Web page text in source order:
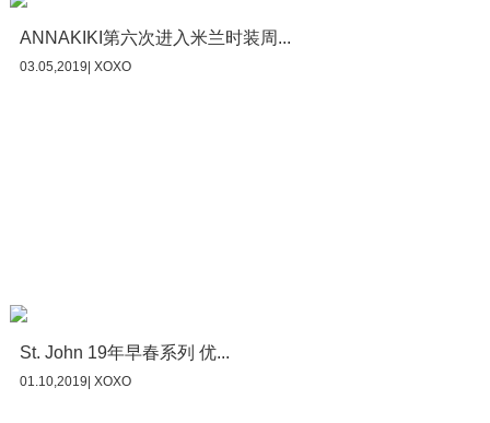
ANNAKIKI第六次进入米兰时装周...
03.05,2019| XOXO
St. John 19年早春系列 优...
01.10,2019| XOXO